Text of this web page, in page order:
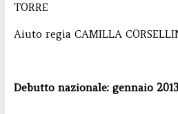
TORRE
Aiuto regia CAMILLA
Debutto nazionale: gennaio 2013